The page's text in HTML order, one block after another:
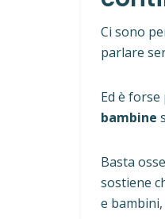
Ci sono
parlare
Ed è
bambine
Basta
sostiene
e